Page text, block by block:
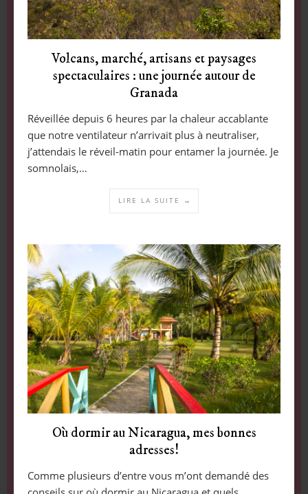
Volcans, marché, artisans et paysages
spectaculaires : une journée autour de
Granada
Réveillée depuis 6 heures par la chaleur accablante
que notre ventilateur n’arrivait plus à neutraliser,
j’attendais le réveil-matin pour entamer la journée. Je
somnolais,…
LIRE LA SUITE →
Où dormir au Nicaragua, mes bonnes
adresses!
Comme plusieurs d’entre vous m’ont demandé des